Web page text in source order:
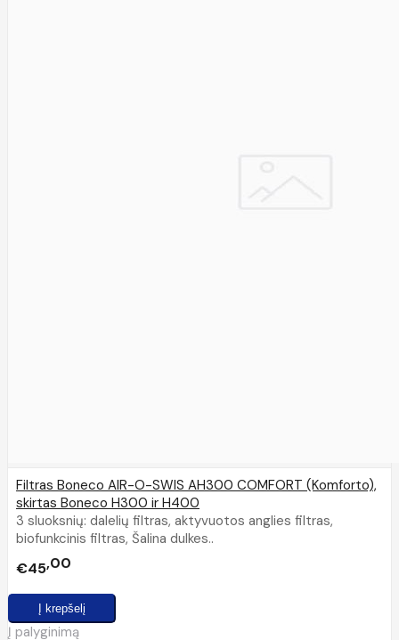
Filtras Boneco AIR-O-SWIS AH300 COMFORT (Komforto),
skirtas Boneco H300 ir H400
3 sluoksnių: dalelių filtras, aktyvuotos anglies filtras,
biofunkcinis filtras, Šalina dulkes..
€45 00
Į palyginimą